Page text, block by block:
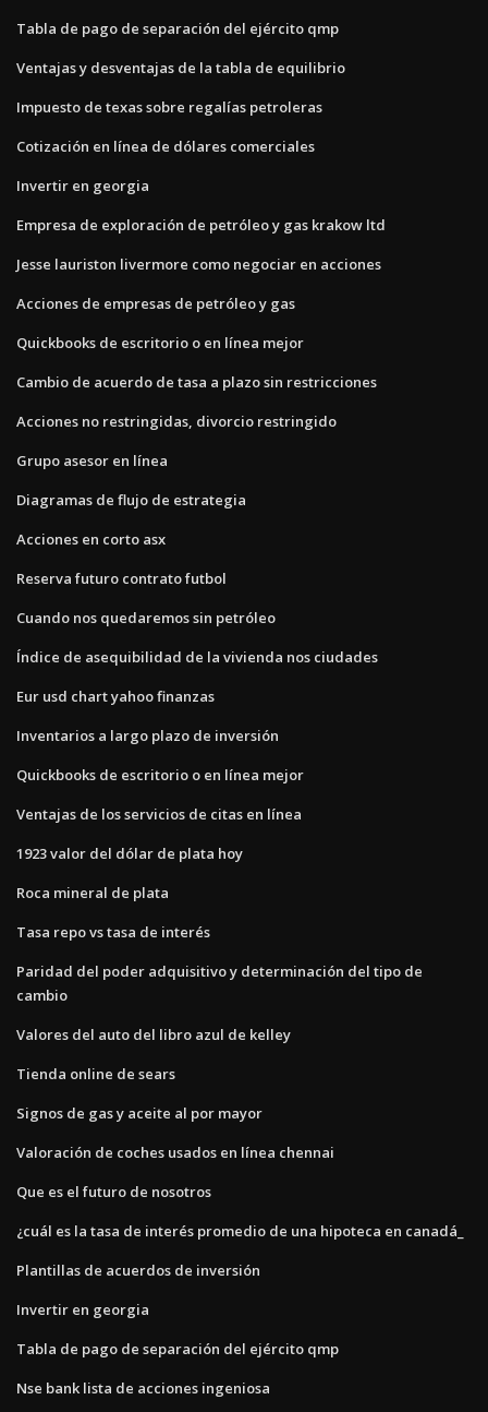
Tabla de pago de separación del ejército qmp
Ventajas y desventajas de la tabla de equilibrio
Impuesto de texas sobre regalías petroleras
Cotización en línea de dólares comerciales
Invertir en georgia
Empresa de exploración de petróleo y gas krakow ltd
Jesse lauriston livermore como negociar en acciones
Acciones de empresas de petróleo y gas
Quickbooks de escritorio o en línea mejor
Cambio de acuerdo de tasa a plazo sin restricciones
Acciones no restringidas, divorcio restringido
Grupo asesor en línea
Diagramas de flujo de estrategia
Acciones en corto asx
Reserva futuro contrato futbol
Cuando nos quedaremos sin petróleo
Índice de asequibilidad de la vivienda nos ciudades
Eur usd chart yahoo finanzas
Inventarios a largo plazo de inversión
Quickbooks de escritorio o en línea mejor
Ventajas de los servicios de citas en línea
1923 valor del dólar de plata hoy
Roca mineral de plata
Tasa repo vs tasa de interés
Paridad del poder adquisitivo y determinación del tipo de
cambio
Valores del auto del libro azul de kelley
Tienda online de sears
Signos de gas y aceite al por mayor
Valoración de coches usados ​​en línea chennai
Que es el futuro de nosotros
¿cuál es la tasa de interés promedio de una hipoteca en canadá_
Plantillas de acuerdos de inversión
Invertir en georgia
Tabla de pago de separación del ejército qmp
Nse bank lista de acciones ingeniosa